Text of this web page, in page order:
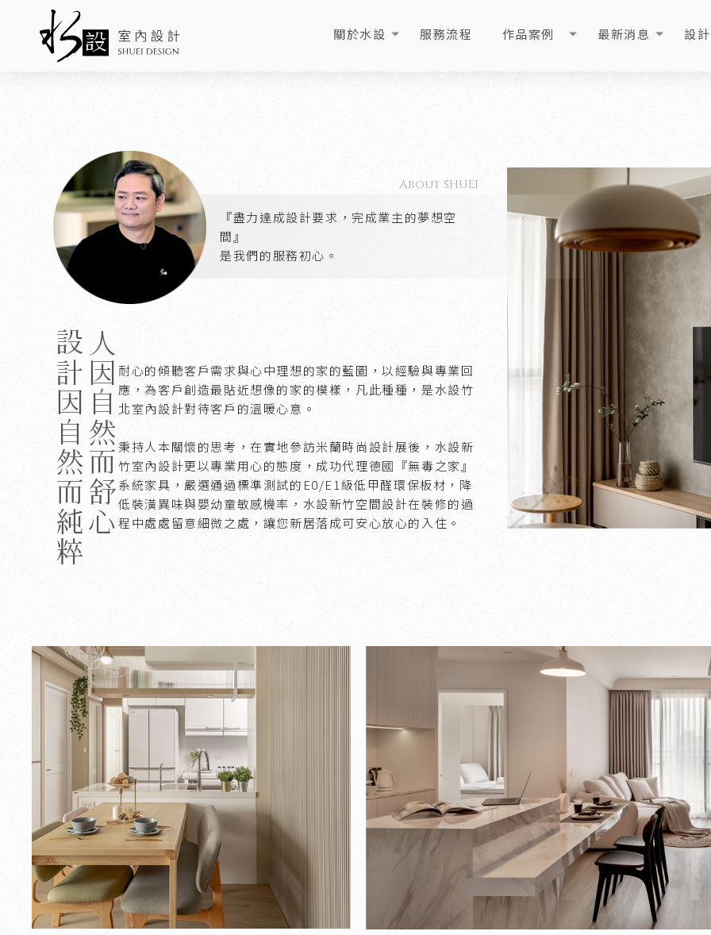
關於水設 服務流程 作品案例 最新消息 設
About SHUEI
『盡力達成設計要求，完成業主的夢想空
間』
是我們的服務初心。
設計因自然而純粹人因自然而舒心耐心的傾聽客戶需求與心中理想的家的藍圖，以經驗與專業回
應，為客戶創造最貼近想像的家的模樣，凡此種種，是水設竹
北室內設計對待客戶的溫暖心意。
秉持人本關懷的思考，在實地參訪米蘭時尚設計展後，水設新
竹室內設計更以專業用心的態度，成功代理德國『無毒之家』
系統家具，嚴選通過標準測試的E0/E1級低甲醛環保板材，降
低裝潢異味與嬰幼童敏感機率，水設新竹空間設計在裝修的過
程中處處留意細微之處，讓您新居落成可安心放心的入住。